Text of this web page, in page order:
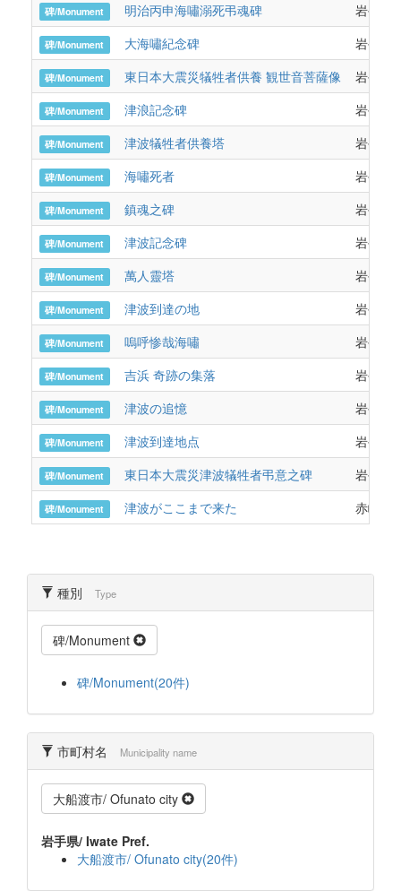
碑/Monument 明治丙申海嘯溺死弔魂碑 岩手県
碑/Monument 大海嘯紀念碑 岩手県
碑/Monument 東日本大震災犠牲者供養 観世音菩薩像 岩手県
碑/Monument 津浪記念碑 岩手県
碑/Monument 津波犠牲者供養塔 岩手県
碑/Monument 海嘯死者 岩手県
碑/Monument 鎮魂之碑 岩手県
碑/Monument 津波記念碑 岩手県
碑/Monument 萬人靈塔 岩手県
碑/Monument 津波到達の地 岩手県
碑/Monument 嗚呼惨哉海嘯 岩手県
碑/Monument 吉浜 奇跡の集落 岩手県
碑/Monument 津波の追憶 岩手県
碑/Monument 津波到達地点 岩手県
碑/Monument 東日本大震災津波犠牲者弔意之碑 岩手県
碑/Monument 津波がここまで来た 赤崎町
種別 Type
碑/Monument
碑/Monument(20件)
市町村名 Municipality name
大船渡市/ Ofunato city
岩手県/ Iwate Pref.
大船渡市/ Ofunato city(20件)